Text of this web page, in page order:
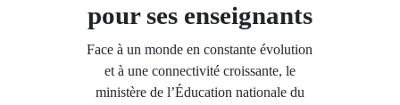
pour ses enseignants
Face à un monde en constante évolution
et à une connectivité croissante, le
ministère de l’Éducation nationale du